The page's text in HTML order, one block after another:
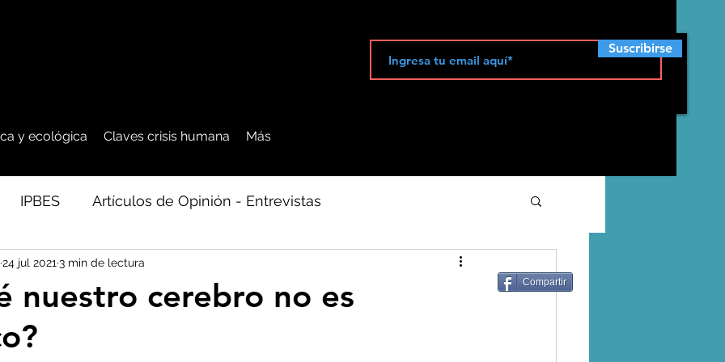
Suscribirse
y ecológica Claves crisis humana Más
IPBES Artículos de Opinión - Entrevistas
Seguridad Alimentaria-Agua-Dieta
- Bosq
nuestro cerebro no es
24 jul 2021 3 min de lectura
Compartir